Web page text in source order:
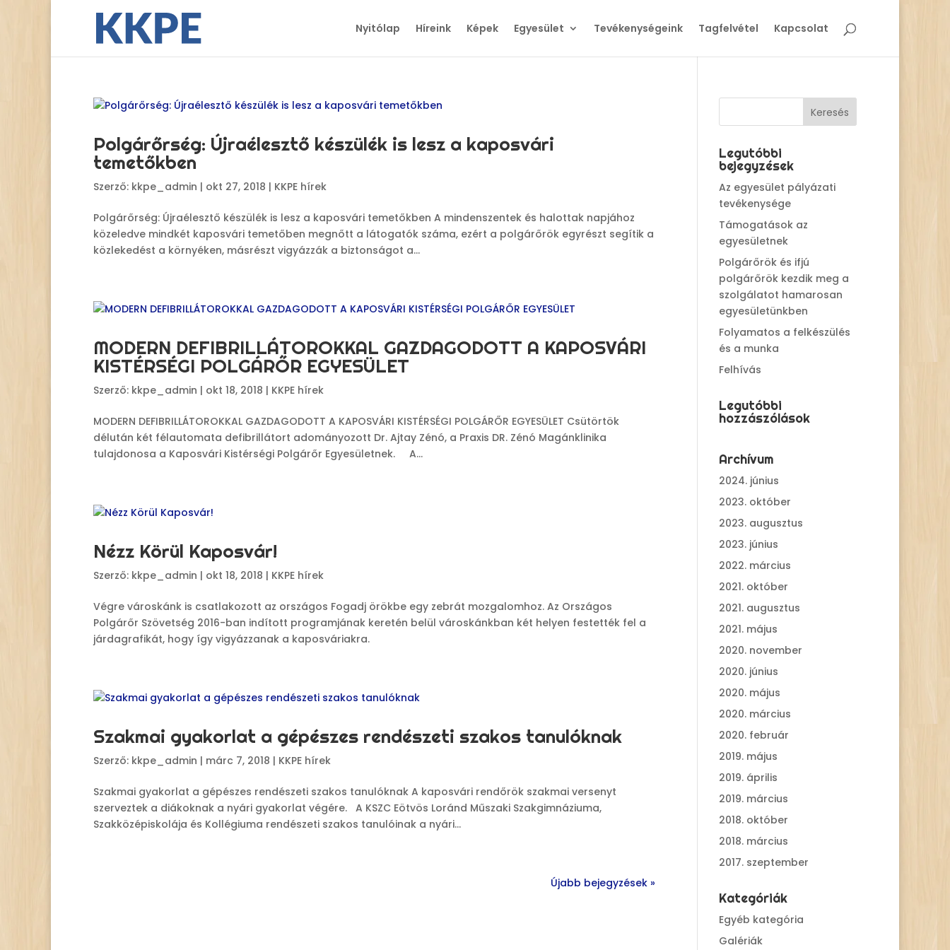
Nyitólap Híreink Képek Egyesület Tevékenységeink Tagfelvétel Kapcsolat
Polgárőrség: Újraélesztő készülék is lesz a kaposvári
temetőkben
Szerző: kkpe_admin | okt 27, 2018 | KKPE hírek
Polgárőrség: Újraélesztő készülék is lesz a kaposvári temetőkben A mindenszentek és halottak napjához
közeledve mindkét kaposvári temetőben megnőtt a látogatók száma, ezért a polgárőrök egyrészt segítik a
közlekedést a környéken, másrészt vigyázzák a biztonságot a...
MODERN DEFIBRILLÁTOROKKAL GAZDAGODOTT A KAPOSVÁRI
KISTÉRSÉGI POLGÁRŐR EGYESÜLET
Szerző: kkpe_admin | okt 18, 2018 | KKPE hírek
MODERN DEFIBRILLÁTOROKKAL GAZDAGODOTT A KAPOSVÁRI KISTÉRSÉGI POLGÁRŐR EGYESÜLET Csütörtök
délután két félautomata defibrillátort adományozott Dr. Ajtay Zénó, a Praxis DR. Zénó Magánklinika
tulajdonosa a Kaposvári Kistérségi Polgárőr Egyesületnek. A...
Nézz Körül Kaposvár!
Szerző: kkpe_admin | okt 18, 2018 | KKPE hírek
Végre városkánk is csatlakozott az országos Fogadj örökbe egy zebrát mozgalomhoz. Az Országos
Polgárőr Szövetség 2016-ban indított programjának keretén belül városkánkban két helyen festették fel a
járdagrafikát, hogy így vigyázzanak a kaposváriakra.
Szakmai gyakorlat a gépészes rendészeti szakos tanulóknak
Szerző: kkpe_admin | márc 7, 2018 | KKPE hírek
Szakmai gyakorlat a gépészes rendészeti szakos tanulóknak A kaposvári rendőrök szakmai versenyt
szerveztek a diákoknak a nyári gyakorlat végére. A KSZC Eötvös Loránd Műszaki Szakgimnáziuma,
Szakközépiskolája és Kollégiuma rendészeti szakos tanulóinak a nyári...
Újabb bejegyzések »
Legutóbbi
bejegyzések
Az egyesület pályázati
tevékenysége
Támogatások az
egyesületnek
Polgárőrök és ifjú
polgárőrök kezdik meg a
szolgálatot hamarosan
egyesületünkben
Folyamatos a felkészülés
és a munka
Felhívás
Legutóbbi
hozzászólások
Archívum
2024. június
2023. október
2023. augusztus
2023. június
2022. március
2021. október
2021. augusztus
2021. május
2020. november
2020. június
2020. május
2020. március
2020. február
2019. május
2019. április
2019. március
2018. október
2018. március
2017. szeptember
Kategóriák
Egyéb kategória
Galériák